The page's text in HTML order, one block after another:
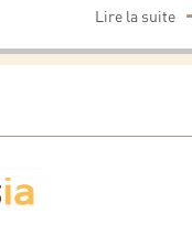
Lire la suite